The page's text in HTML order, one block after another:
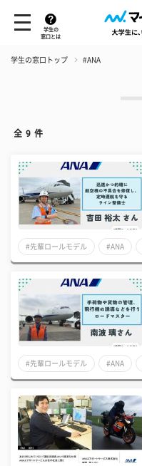
学生の
窓口とは
学生の窓口トップ #ANA
全 9 件
#先輩ロールモデル #ANA
#先輩ロールモデル #ANA